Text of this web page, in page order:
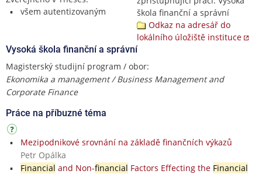
všem autentizovaným
škola finanční a správní
Odkaz na adresář do
lokálního úložiště instituce
Vysoká škola finanční a správní
Magisterský studijní program / obor:
Ekonomika a management / Business Management and
Corporate Finance
Práce na příbuzné téma
Mezipodnikové srovnání na základě finančních výkazů
Petr Opálka
Financial and Non-financial Factors Effecting the Financial